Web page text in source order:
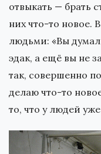
отвыкать — брать
них что-то новое.
людьми: «Вы
эдак, а ещё вы не
так, совершенно
делаю что-то
то, что у людей